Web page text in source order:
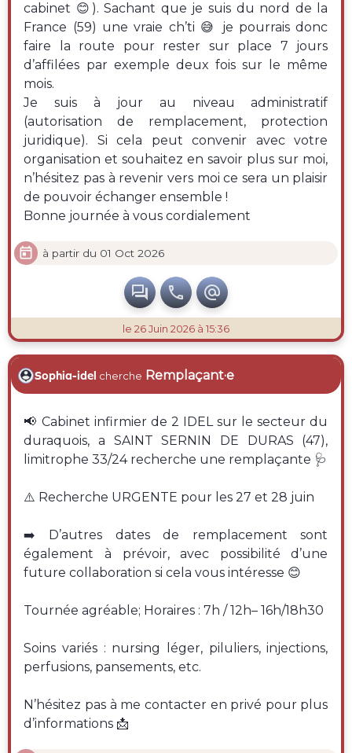
cabinet 😊). Sachant que je suis du nord de la
France (59) une vraie ch’ti 😅 je pourrais donc
faire la route pour rester sur place 7 jours
d’affilées par exemple deux fois sur le même
mois.
Je suis à jour au niveau administratif
(autorisation de remplacement, protection
juridique). Si cela peut convenir avec votre
organisation et souhaitez en savoir plus sur moi,
n’hésitez pas à revenir vers moi ce sera un plaisir
de pouvoir échanger ensemble !
Bonne journée à vous cordialement
 à partir du 01 Oct 2026
  
le 26 Juin 2026 à 15:36
Sophia-idel cherche Remplaçant·e
📢 Cabinet infirmier de 2 IDEL sur le secteur du
duraquois, a SAINT SERNIN DE DURAS (47),
limitrophe 33/24 recherche une remplaçante 🩺
⚠️ Recherche URGENTE pour les 27 et 28 juin
➡️ D’autres dates de remplacement sont
également à prévoir, avec possibilité d’une
future collaboration si cela vous intéresse 😊
Tournée agréable; Horaires : 7h / 12h– 16h/18h30
Soins variés : nursing léger, piluliers, injections,
perfusions, pansements, etc.
N’hésitez pas à me contacter en privé pour plus
d’informations 📩